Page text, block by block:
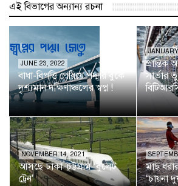
এই বিভাগের অন্যান্য রচনা
JUNE 23, 2022
বাধা-বিপত্তি পেরিয়ে পদ্মার বুকে
দৃশ্যমান দক্ষিণাঞ্চলের স্বপ্ন !
সার্ভার
NOVEMBER 14, 2021
আসছে ঢাকা-চট্টগ্রাম ‘বুলেট
ট্রেন’
মাছ
‘চায়না